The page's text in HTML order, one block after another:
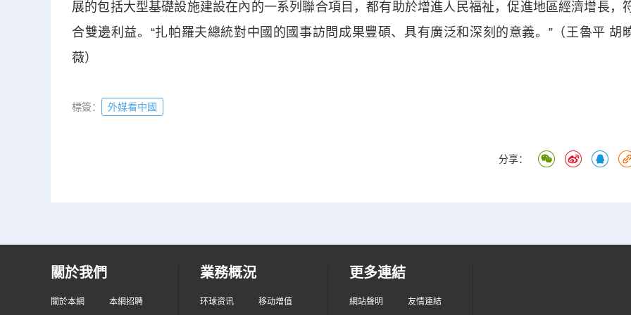
展的包括大型基礎設施建設在內的一系列聯合項目，都有助於增進人民福祉，促進地區經濟增長，
合雙邊利益。“扎帕羅夫總統對中國的國事訪問成果豐碩、具有廣泛和深刻的意義。”（王魯平 胡
薇）
標簽： 外媒看中國
分享：
關於我們
關於本網 本網招聘
業務概況
环球资讯 移动增值
更多連結
網站聲明 友情連結